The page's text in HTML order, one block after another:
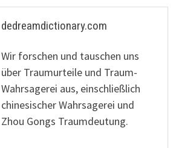
dedreamdictionary.com
Wir forschen und tauschen uns
über Traumurteile und Traum-
Wahrsagerei aus, einschließlich
chinesischer Wahrsagerei und
Zhou Gongs Traumdeutung.